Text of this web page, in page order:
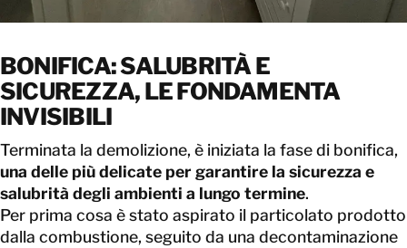
BONIFICA: SALUBRITÀ E
SICUREZZA, LE FONDAMENTA
INVISIBILI
Terminata la demolizione, è iniziata la fase di bonifica,
una delle più delicate per garantire la sicurezza e
salubrità degli ambienti a lungo termine.
Per prima cosa è stato aspirato il particolato prodotto
dalla combustione, seguito da una decontaminazione